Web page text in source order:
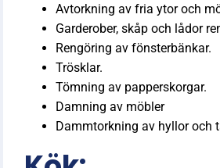
Avtorkning av fria ytor och
Garderober, skåp och lådor
Rengöring av fönsterbänkar.
Trösklar.
Tömning av papperskorgar.
Damning av möbler
Dammtorkning av hyllor och